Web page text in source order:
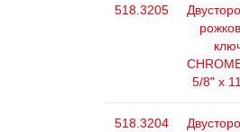
518.3205
5/8" x
518.3204